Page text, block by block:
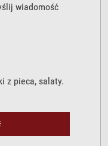
wiadomość
z pieca, salaty.